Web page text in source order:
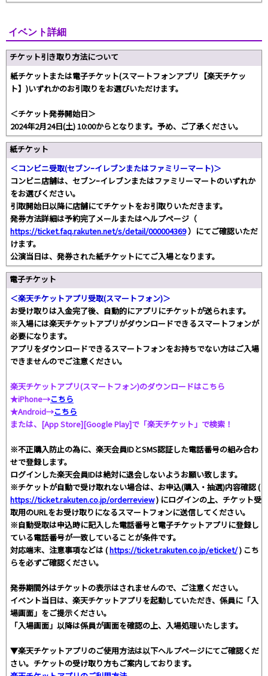
イベント詳細
チケット引き取り方法について
紙チケットまたは電子チケット(スマートフォンアプリ【楽天チケッ
ト】)いずれかのお引取りをお選びいただけます。
＜チケット発券開始日＞
2024年2月24日(土) 10:00からとなります。予め、ご了承ください。
紙チケット
＜コンビニ受取(セブンｰイレブンまたはファミリーマート)＞
コンビニ店舗は、セブンｰイレブンまたはファミリーマートのいずれか
をお選びください。
引取開始日以降に店舗にてチケットをお引取りいただきます。
発券方法詳細は予約完了メールまたはヘルプページ（
https://ticket.faq.rakuten.net/s/detail/000004369）にてご確認いただ
けます。
公演当日は、発券された紙チケットにてご入場となります。
電子チケット
＜楽天チケットアプリ受取(スマートフォン)＞
お受け取りは入金完了後、自動的にアプリにチケットが送られます。
※入場には楽天チケットアプリがダウンロードできるスマートフォンが
必要になります。
アプリをダウンロードできるスマートフォンをお持ちでない方はご入場
できませんのでご注意ください。
楽天チケットアプリ(スマートフォン)のダウンロードはこちら
★iPhone→こちら
★Android→こちら
または、[App Store][Google Play]で「楽天チケット」で検索！
※不正購入防止の為に、楽天会員IDとSMS認証した電話番号の組み合わ
せで登録します。
ログインした楽天会員IDは絶対に退会しないようお願い致します。
※チケットが自動で受け取れない場合は、お申込(購入・抽選)内容確認 (
https://ticket.rakuten.co.jp/orderreview) にログインの上、チケット受
取用のURLをお受け取りになるスマートフォンに送信してください。
※自動受取は申込時に記入した電話番号と電子チケットアプリに登録し
ている電話番号が一致していることが条件です。
対応端末、注意事項などは (https://ticket.rakuten.co.jp/eticket/) こち
らを必ずご確認ください。
発券期間外はチケットの表示はされませんので、ご注意ください。
イベント当日は、楽天チケットアプリを起動していただき、係員に「入
場画面」をご提示ください。
「入場画面」以降は係員が画面を確認の上、入場処理いたします。
▼楽天チケットアプリのご使用方法は以下ヘルプページにてご確認くだ
さい。チケットの受け取り方もご案内しております。